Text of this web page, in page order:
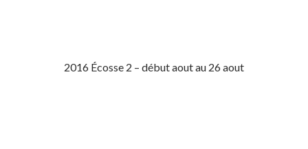
2016 Écosse 2 – début aout au 26 aout